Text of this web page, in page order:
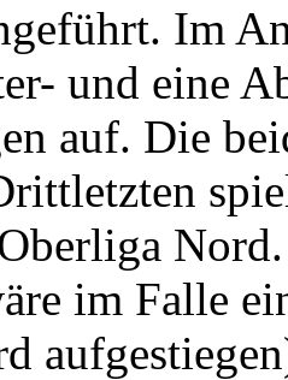
Im
und eine
auf. Die
im Falle